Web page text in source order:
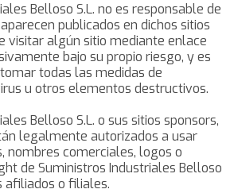
Belloso S.L. no es responsable de
publicados en dichos sitios
visitar algún sitio mediante enlace
bajo su propio riesgo, y es
todas las medidas de
u otros elementos destructivos.
Belloso S.L. o sus sitios sponsors,
legalmente autorizados a usar
nombres comerciales, logos o
de Suministros Industriales Belloso
afiliados o filiales.